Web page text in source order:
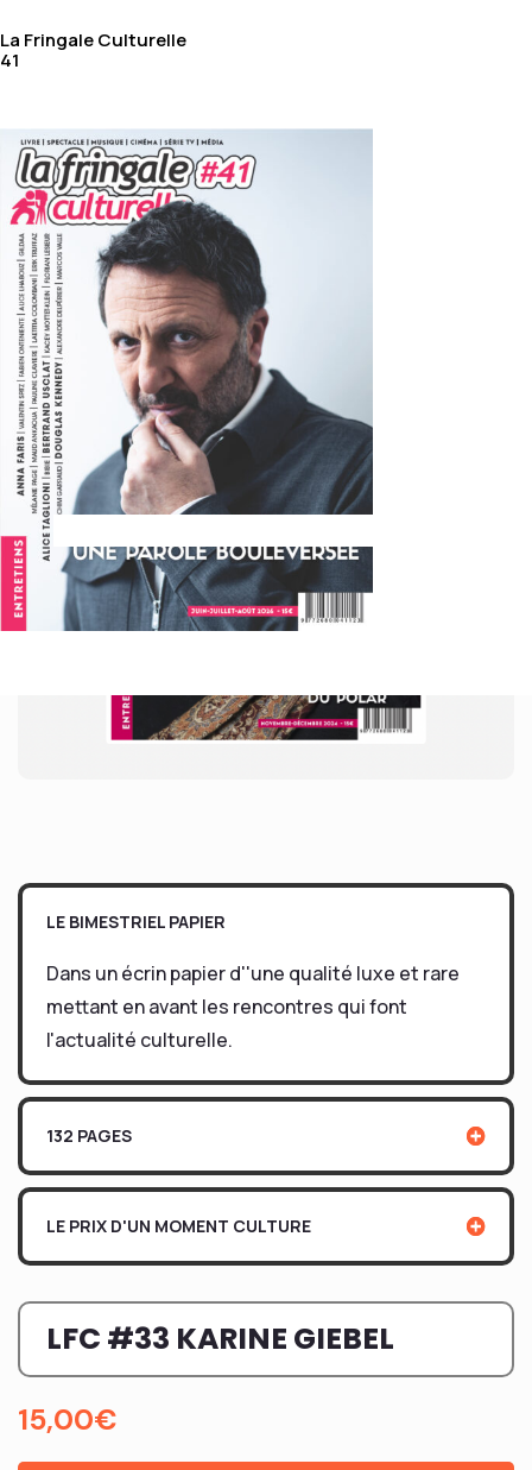
La Fringale Culturelle
41
HOME/ACHETER AU NUMÉRO
CULTURELLE/ LFC #33 KARINE GIEBEL
LE BIMESTRIEL PAPIER
Dans un écrin papier d''une qualité luxe et rare
mettant en avant les rencontres qui font
l'actualité culturelle.
132 PAGES
LE PRIX D'UN MOMENT CULTURE
LFC #33 KARINE GIEBEL
15,00€